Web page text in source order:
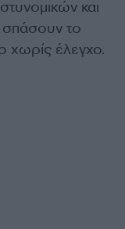
και
σπάσουν το
χωρίς έλεγχο.